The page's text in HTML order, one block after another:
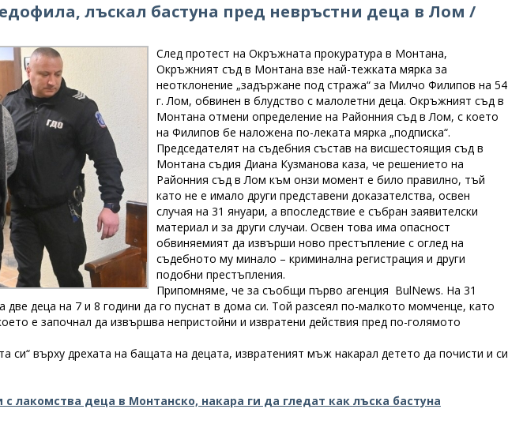
лъскал бастуна пред невръстни деца в Лом /
След протест на Окръжната прокуратура в Монтана,
Окръжният съд в Монтана взе най-тежката мярка за
неотклонение „задържане под стража“ за Милчо Филипов на 54
г. Лом, обвинен в блудство с малолетни деца. Окръжният съд в
Монтана отмени определение на Районния съд в Лом, с което
на Филипов бе наложена по-леката мярка „подписка“.
Председателят на съдебния състав на висшестоящия съд в
Монтана съдия Диана Кузманова каза, че решението на
Районния съд в Лом към онзи момент е било правилно, тъй
като не е имало други представени доказателства, освен
случая на 31 януари, а впоследствие е събран заявителски
материал и за други случаи. Освен това има опасност
обвиняемият да извърши ново престъпление с оглед на
съдебното му минало – криминална регистрация и други
подобни престъпления.
Припомняме, че за съобщи първо агенция BulNews. На 31
две деца на 7 и 8 години да го пуснат в дома си. Той разсеял по-малкото момченце, като
е започнал да извършва непристойни и извратени действия пред по-голямото
си“ върху дрехата на бащата на децата, извратеният мъж накарал детето да почисти и си
лакомства деца в Монтанско, накара ги да гледат как лъска бастуна